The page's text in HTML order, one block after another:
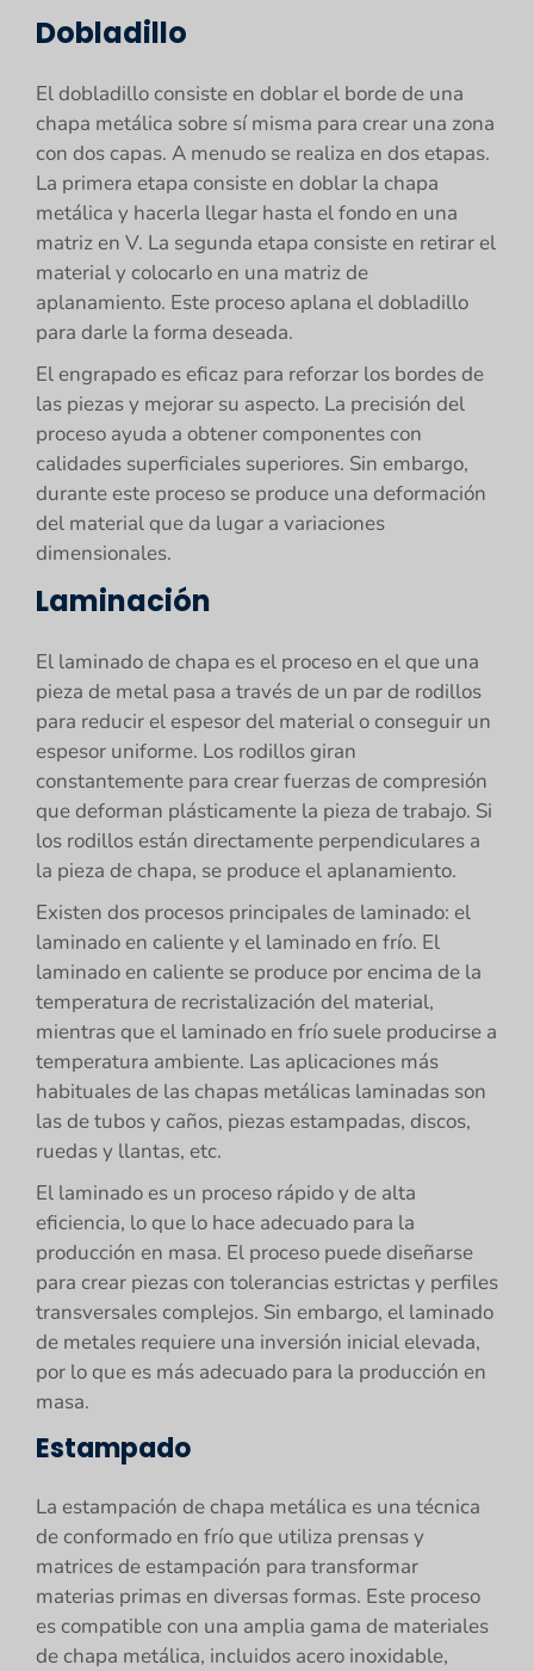
Dobladillo
El dobladillo consiste en doblar el borde de una
chapa metálica sobre sí misma para crear una zona
con dos capas. A menudo se realiza en dos etapas.
La primera etapa consiste en doblar la chapa
metálica y hacerla llegar hasta el fondo en una
matriz en V. La segunda etapa consiste en retirar el
material y colocarlo en una matriz de
aplanamiento. Este proceso aplana el dobladillo
para darle la forma deseada.
El engrapado es eficaz para reforzar los bordes de
las piezas y mejorar su aspecto. La precisión del
proceso ayuda a obtener componentes con
calidades superficiales superiores. Sin embargo,
durante este proceso se produce una deformación
del material que da lugar a variaciones
dimensionales.
Laminación
El laminado de chapa es el proceso en el que una
pieza de metal pasa a través de un par de rodillos
para reducir el espesor del material o conseguir un
espesor uniforme. Los rodillos giran
constantemente para crear fuerzas de compresión
que deforman plásticamente la pieza de trabajo. Si
los rodillos están directamente perpendiculares a
la pieza de chapa, se produce el aplanamiento.
Existen dos procesos principales de laminado: el
laminado en caliente y el laminado en frío. El
laminado en caliente se produce por encima de la
temperatura de recristalización del material,
mientras que el laminado en frío suele producirse a
temperatura ambiente. Las aplicaciones más
habituales de las chapas metálicas laminadas son
las de tubos y caños, piezas estampadas, discos,
ruedas y llantas, etc.
El laminado es un proceso rápido y de alta
eficiencia, lo que lo hace adecuado para la
producción en masa. El proceso puede diseñarse
para crear piezas con tolerancias estrictas y perfiles
transversales complejos. Sin embargo, el laminado
de metales requiere una inversión inicial elevada,
por lo que es más adecuado para la producción en
masa.
Estampado
La estampación de chapa metálica es una técnica
de conformado en frío que utiliza prensas y
matrices de estampación para transformar
materias primas en diversas formas. Este proceso
es compatible con una amplia gama de materiales
de chapa metálica, incluidos acero inoxidable,